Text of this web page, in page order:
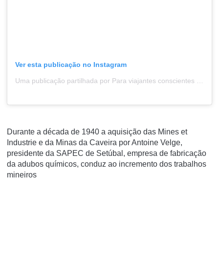
Ver esta publicação no Instagram
Durante a década de 1940 a aquisição das Mines et
Industrie e da Minas da Caveira por Antoine Velge,
presidente da SAPEC de Setúbal, empresa de fabricação
da adubos químicos, conduz ao incremento dos trabalhos
mineiros